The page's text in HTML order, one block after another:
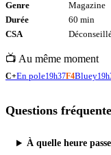
Genre
Magazine
Durée
60 min
CSA
📺 Au même moment
C+En pole19h37F4Bluey
Questions
À quelle heure